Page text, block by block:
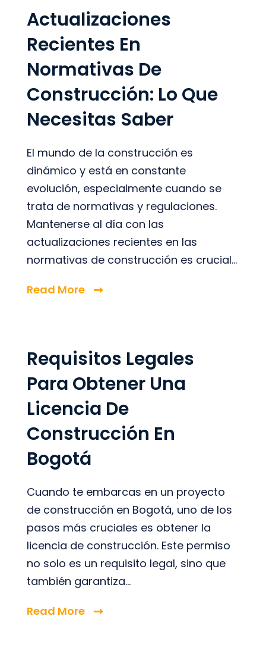
Actualizaciones
Recientes En
Normativas De
Construcción: Lo Que
Necesitas Saber
El mundo de la construcción es
dinámico y está en constante
evolución, especialmente cuando se
trata de normativas y regulaciones.
Mantenerse al día con las
actualizaciones recientes en las
normativas de construcción es crucial...
Read More
Requisitos Legales
Para Obtener Una
Licencia De
Construcción En
Bogotá
Cuando te embarcas en un proyecto
de construcción en Bogotá, uno de los
pasos más cruciales es obtener la
licencia de construcción. Este permiso
no solo es un requisito legal, sino que
también garantiza...
Read More